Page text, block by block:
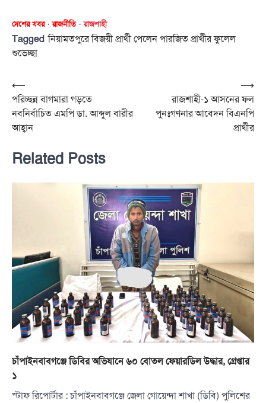
দেশের খবর রাজনীতি রাজশাহী
Taggedনিয়ামতপুরে বিজয়ী প্রার্থী পেলেন পারজিত প্রার্থীর ফুলেল
শুভেচ্ছা
Post
navigation
⟵
পরিচ্ছন্ন বাগমারা গড়তে
নবনির্বাচিত এমপি ডা. আব্দুল বারীর
আহ্বান
রাজশাহী-১ আসনের ফল
পুনঃগণনার আবেদন বিএনপি
প্রার্থীর
⟶
Related Posts
চাঁপাইনবাবগঞ্জে ডিবির অভিযানে ৬০ বোতল ফেয়ারডিল উদ্ধার, গ্রেপ্তার
১
স্টাফ রিপোর্টার : চাঁপাইনবাবগঞ্জে জেলা গোয়েন্দা শাখা (ডিবি) পুলিশের